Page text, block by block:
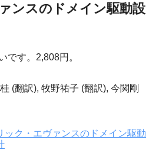
ンスのドメイン駆動設
です。2,808円。
(翻訳), 牧野祐子 (翻訳), 今関剛
ック・エヴァンスのドメイン駆動